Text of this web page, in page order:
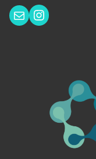
Correo electrónico
Instagram